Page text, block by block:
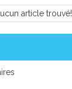
article trouvé!